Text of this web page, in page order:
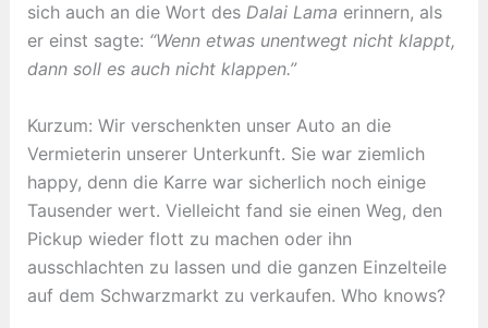
sich auch an die Wort des Dalai Lama erinnern, als
er einst sagte: “Wenn etwas unentwegt nicht klappt,
dann soll es auch nicht klappen.”
Kurzum: Wir verschenkten unser Auto an die
Vermieterin unserer Unterkunft. Sie war ziemlich
happy, denn die Karre war sicherlich noch einige
Tausender wert. Vielleicht fand sie einen Weg, den
Pickup wieder flott zu machen oder ihn
ausschlachten zu lassen und die ganzen Einzelteile
auf dem Schwarzmarkt zu verkaufen. Who knows?